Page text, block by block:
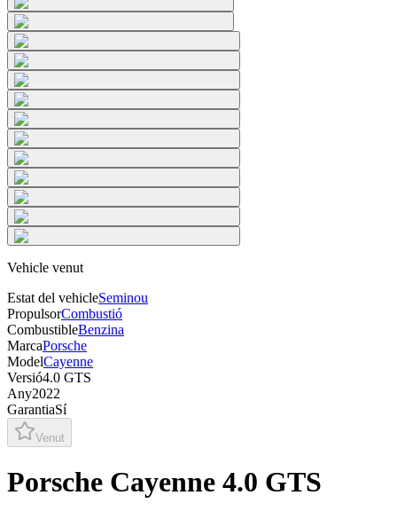
Vehicle venut
Estat del vehicleSeminou
PropulsorCombustió
CombustibleBenzina
MarcaPorsche
ModelCayenne
Versió4.0 GTS
Any2022
GarantiaSí
Venut
Porsche Cayenne 4.0 GTS